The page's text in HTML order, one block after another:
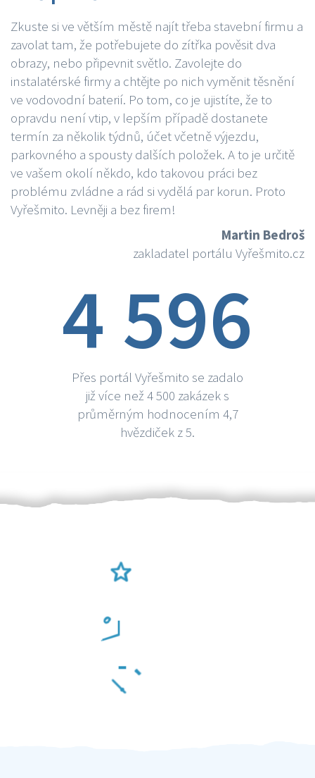
Zkuste si ve větším městě najít třeba stavební firmu a
zavolat tam, že potřebujete do zítřka pověsit dva
obrazy, nebo připevnit světlo. Zavolejte do
instalatérské firmy a chtějte po nich vyměnit těsnění
ve vodovodní baterií. Po tom, co je ujistíte, že to
opravdu není vtip, v lepším případě dostanete
termín za několik týdnů, účet včetně výjezdu,
parkovného a spousty dalších položek. A to je určitě
ve vašem okolí někdo, kdo takovou práci bez
problému zvládne a rád si vydělá par korun. Proto
Vyřešmito. Levněji a bez firem!
Martin Bedroš
zakladatel portálu Vyřešmito.cz
4 596
Přes portál Vyřešmito se zadalo
již více než 4 500 zakázek s
průměrným hodnocením 4,7
hvězdiček z 5.